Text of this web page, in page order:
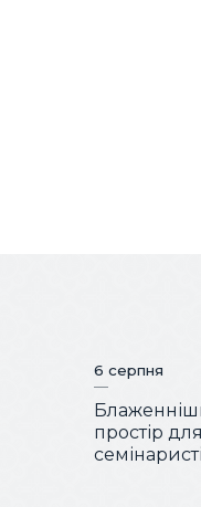
6 серпня
простір